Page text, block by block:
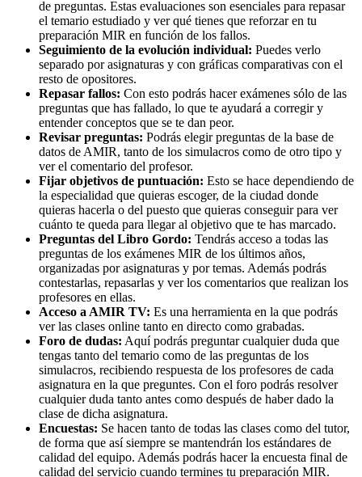
de preguntas. Estas evaluaciones son esenciales para repasar
el temario estudiado y ver qué tienes que reforzar en tu
preparación MIR en función de los fallos.
Seguimiento de la evolución individual: Puedes verlo
separado por asignaturas y con gráficas comparativas con el
resto de opositores.
Repasar fallos: Con esto podrás hacer exámenes sólo de las
preguntas que has fallado, lo que te ayudará a corregir y
entender conceptos que se te dan peor.
Revisar preguntas: Podrás elegir preguntas de la base de
datos de AMIR, tanto de los simulacros como de otro tipo y
ver el comentario del profesor.
Fijar objetivos de puntuación: Esto se hace dependiendo de
la especialidad que quieras escoger, de la ciudad donde
quieras hacerla o del puesto que quieras conseguir para ver
cuánto te queda para llegar al objetivo que te has marcado.
Preguntas del Libro Gordo: Tendrás acceso a todas las
preguntas de los exámenes MIR de los últimos años,
organizadas por asignaturas y por temas. Además podrás
contestarlas, repasarlas y ver los comentarios que realizan los
profesores en ellas.
Acceso a AMIR TV: Es una herramienta en la que podrás
ver las clases online tanto en directo como grabadas.
Foro de dudas: Aquí podrás preguntar cualquier duda que
tengas tanto del temario como de las preguntas de los
simulacros, recibiendo respuesta de los profesores de cada
asignatura en la que preguntes. Con el foro podrás resolver
cualquier duda tanto antes como después de haber dado la
clase de dicha asignatura.
Encuestas: Se hacen tanto de todas las clases como del tutor,
de forma que así siempre se mantendrán los estándares de
calidad del equipo. Además podrás hacer la encuesta final de
calidad del servicio cuando termines tu preparación MIR.